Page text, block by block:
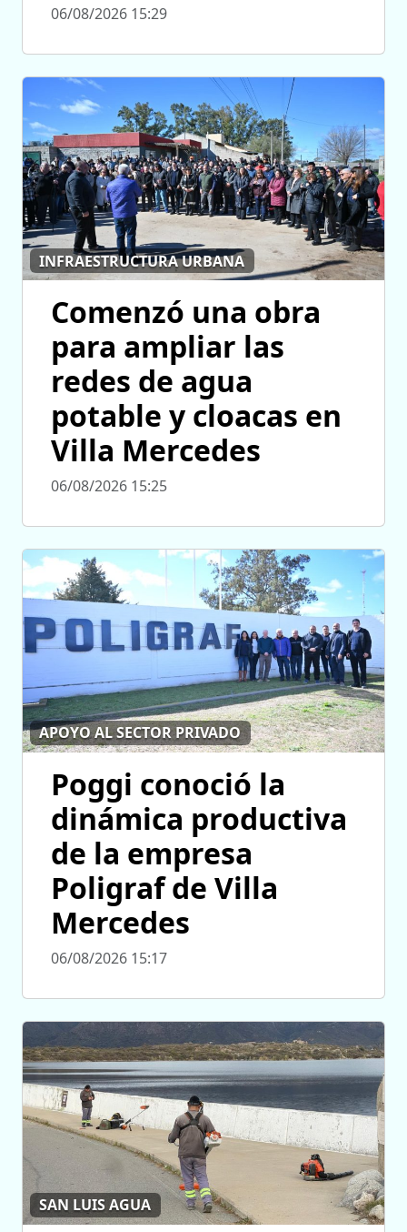
06/08/2026 15:29
INFRAESTRUCTURA URBANA
Comenzó una obra
para ampliar las
redes de agua
potable y cloacas en
Villa Mercedes
06/08/2026 15:25
APOYO AL SECTOR PRIVADO
Poggi conoció la
dinámica productiva
de la empresa
Poligraf de Villa
Mercedes
06/08/2026 15:17
SAN LUIS AGUA